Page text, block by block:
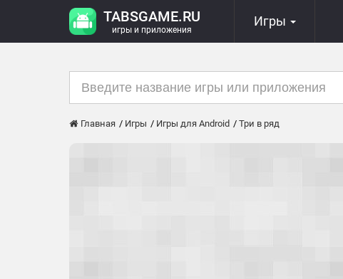
TABSGAME.RU
игры и приложения
Игры
Главная Игры Игры для Android Три в ряд